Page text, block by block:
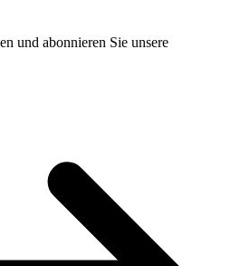
und abonnieren Sie unsere